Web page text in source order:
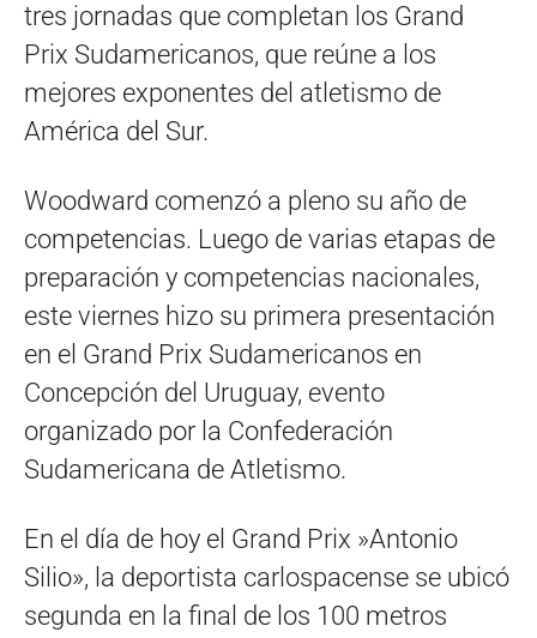
tres jornadas que completan los Grand
Prix Sudamericanos, que reúne a los
mejores exponentes del atletismo de
América del Sur.
Woodward comenzó a pleno su año de
competencias. Luego de varias etapas de
preparación y competencias nacionales,
este viernes hizo su primera presentación
en el Grand Prix Sudamericanos en
Concepción del Uruguay, evento
organizado por la Confederación
Sudamericana de Atletismo.
En el día de hoy el Grand Prix »Antonio
Silio», la deportista carlospacense se ubicó
segunda en la final de los 100 metros